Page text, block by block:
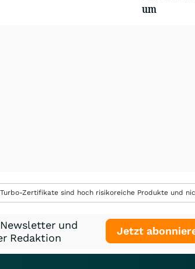
um
Zertifikate sind hoch risikoreiche Produkte und
und
Redaktion
Jetzt